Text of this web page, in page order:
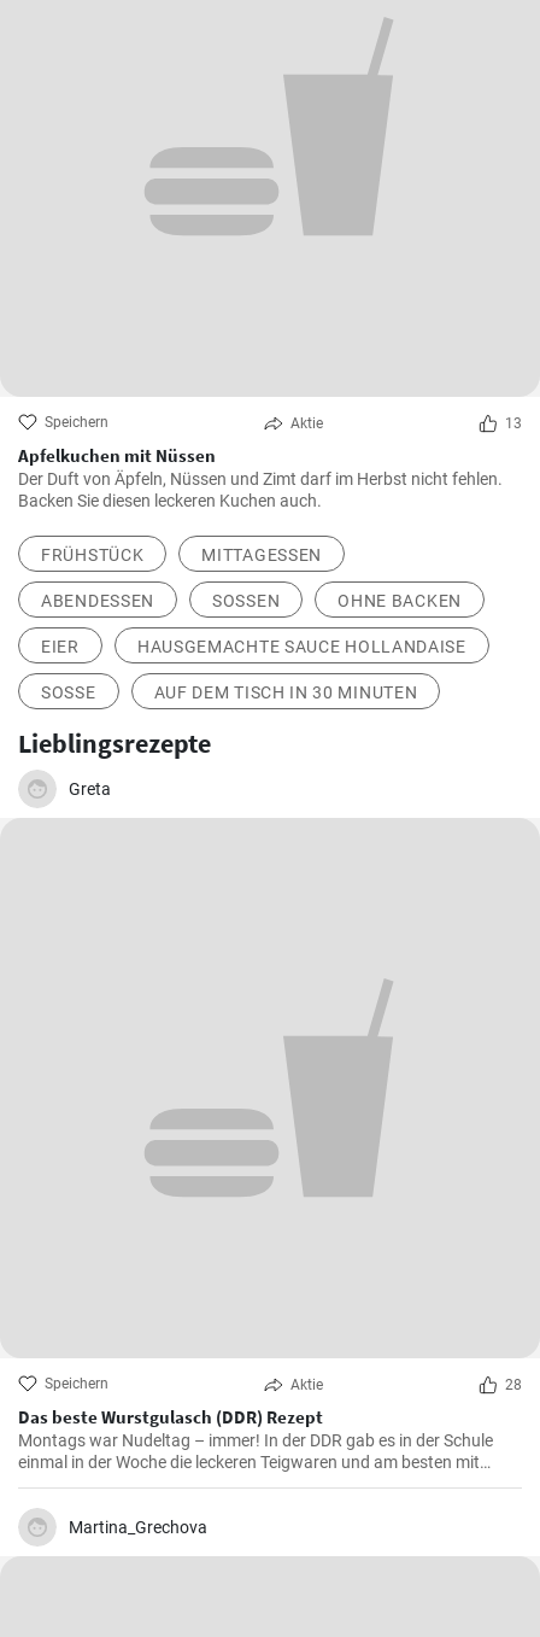
Speichern Aktie 13
Apfelkuchen mit Nüssen
Der Duft von Äpfeln, Nüssen und Zimt darf im Herbst nicht fehlen.
Backen Sie diesen leckeren Kuchen auch.
FRÜHSTÜCK MITTAGESSEN
ABENDESSEN SOSSEN OHNE BACKEN
EIER HAUSGEMACHTE SAUCE HOLLANDAISE
SOSSE AUF DEM TISCH IN 30 MINUTEN
Lieblingsrezepte
Greta
Speichern Aktie 28
Das beste Wurstgulasch (DDR) Rezept
Montags war Nudeltag – immer! In der DDR gab es in der Schule
einmal in der Woche die leckeren Teigwaren und am besten mit
Wurstgulasch .Das Gulasch mit Paprika und Würstchen ist sehr
sättigend und lecker auch als Familienessen - ausprobieren lohnt .
Martina_Grechova